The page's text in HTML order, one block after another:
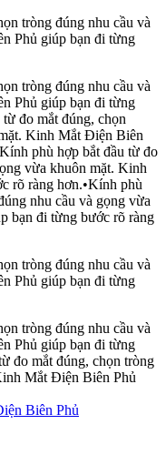
tròng đúng nhu cầu và
Phủ giúp bạn đi từng
tròng đúng nhu cầu và
Phủ giúp bạn đi từng
đo mắt đúng, chọn
Kinh Mắt Điện Biên
Kính phù hợp bắt đầu từ đo
vừa khuôn mặt. Kinh
rõ ràng hơn.•Kính phù
nhu cầu và gọng vừa
bạn đi từng bước rõ ràng
tròng đúng nhu cầu và
Phủ giúp bạn đi từng
tròng đúng nhu cầu và
Phủ giúp bạn đi từng
đo mắt đúng, chọn tròng
Mắt Điện Biên Phủ
Biên Phủ